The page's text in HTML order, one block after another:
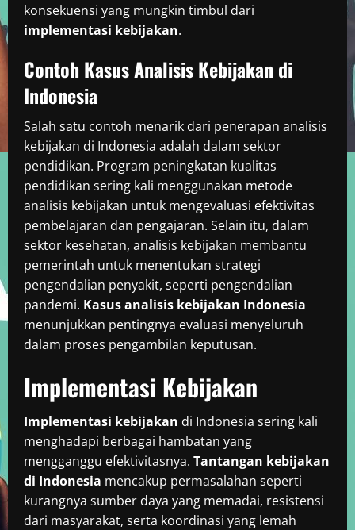
konsekuensi yang mungkin timbul dari
implementasi kebijakan.
Contoh Kasus Analisis Kebijakan di
Indonesia
Salah satu contoh menarik dari penerapan analisis
kebijakan di Indonesia adalah dalam sektor
pendidikan. Program peningkatan kualitas
pendidikan sering kali menggunakan metode
analisis kebijakan untuk mengevaluasi efektivitas
pembelajaran dan pengajaran. Selain itu, dalam
sektor kesehatan, analisis kebijakan membantu
pemerintah untuk menentukan strategi
pengendalian penyakit, seperti pengendalian
pandemi. Kasus analisis kebijakan Indonesia
menunjukkan pentingnya evaluasi menyeluruh
dalam proses pengambilan keputusan.
Implementasi Kebijakan
Implementasi kebijakan di Indonesia sering kali
menghadapi berbagai hambatan yang
mengganggu efektivitasnya. Tantangan kebijakan
di Indonesia mencakup permasalahan seperti
kurangnya sumber daya yang memadai, resistensi
dari masyarakat, serta koordinasi yang lemah